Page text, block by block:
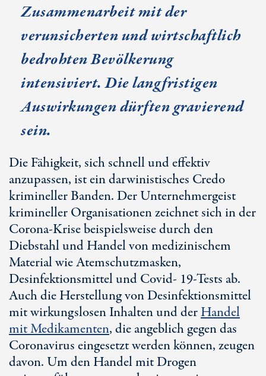
Zusammenarbeit mit der
verunsicherten und wirtschaftlich
bedrohten Bevölkerung
intensiviert. Die langfristigen
Auswirkungen dürften gravierend
sein.
Die Fähigkeit, sich schnell und effektiv
anzupassen, ist ein darwinistisches Credo
krimineller Banden. Der Unternehmergeist
krimineller Organisationen zeichnet sich in der
Corona-Krise beispielsweise durch den
Diebstahl und Handel von medizinischem
Material wie Atemschutzmasken,
Desinfektionsmittel und Covid- 19-Tests ab.
Auch die Herstellung von Desinfektionsmittel
mit wirkungslosen Inhalten und derHandel
mit Medikamenten, die angeblich gegen das
Coronavirus eingesetzt werden können, zeugen
davon. Um den Handel mit Drogen